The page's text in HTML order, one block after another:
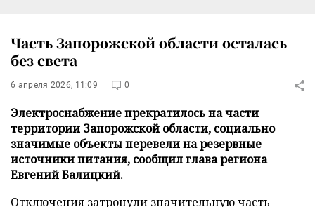
Часть Запорожской области осталась
без света
6 апреля 2026, 11:09 0
Электроснабжение прекратилось на части
территории Запорожской области, социально
значимые объекты перевели на резервные
источники питания, сообщил глава региона
Евгений Балицкий.
Отключения затронули значительную часть